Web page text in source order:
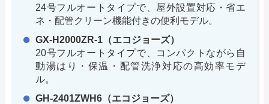
24号フルオートタイプで、屋外設置対応・省エ
ネ・配管クリーン機能付きの便利モデル。
GX-H2000ZR-1（エコジョーズ）
20号フルオートタイプで、コンパクトながら自
動湯はり・保温・配管洗浄対応の高効率モデ
ル。
GH-2401ZWH6（エコジョーズ）